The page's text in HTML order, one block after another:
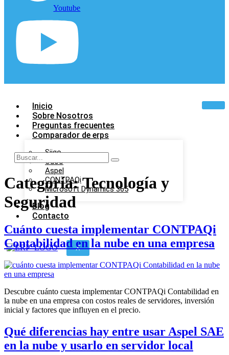
Youtube
Inicio
Sobre Nosotros
Preguntas frecuentes
Comparador de erps
Siigo
Odoo
Aspel
CONTPAQi
Microsoft Dynamics 365
Blog
Contacto
X
Categoría:Tecnología y
Seguridad
Cuánto cuesta implementar CONTPAQi
Contabilidad en la nube en una empresa
Descubre cuánto cuesta implementar CONTPAQi Contabilidad en
la nube en una empresa con costos reales de servidores, inversión
inicial y factores que influyen en el precio.
Qué diferencias hay entre usar Aspel SAE
en la nube y usarlo en servidor local